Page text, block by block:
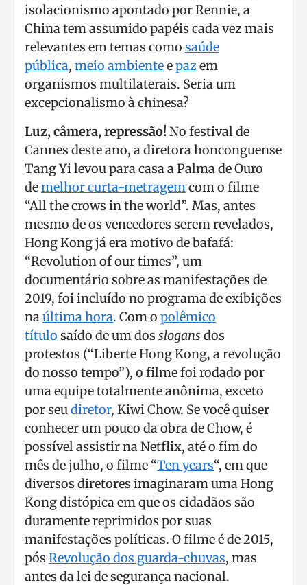
isolacionismo apontado por Rennie, a
China tem assumido papéis cada vez mais
relevantes em temas como saúde
pública, meio ambienteepazem
organismos multilaterais. Seria um
excepcionalismo à chinesa?
Luz, câmera, repressão!No festival de
Cannes deste ano, a diretora honconguense
Tang Yi levou para casa a Palma de Ouro
demelhor curta-metragemcom o filme
“All the crows in the world”. Mas, antes
mesmo de os vencedores serem revelados,
Hong Kong já era motivo de bafafá:
“Revolution of our times”, um
documentário sobre as manifestações de
2019, foi incluído no programa de exibições
naúltima hora. Com o polêmico
título saído de um dos slogans dos
protestos (“Liberte Hong Kong, a revolução
do nosso tempo”), o filme foi rodado por
uma equipe totalmente anônima, exceto
por seudiretor, Kiwi Chow. Se você quiser
conhecer um pouco da obra de Chow, é
possível assistir na Netflix, até o fim do
mês de julho, o filme “Ten years“, em que
diversos diretores imaginaram uma Hong
Kong distópica em que os cidadãos são
duramente reprimidos por suas
manifestações políticas. O filme é de 2015,
pós Revolução dos guarda-chuvas, mas
antes da lei de segurança nacional.